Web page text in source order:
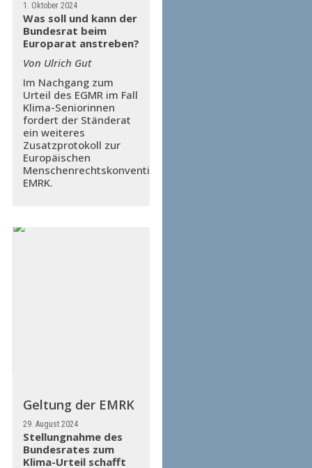
1. Oktober 2024
Was soll und kann der
Bundesrat beim
Europarat anstreben?
Von Ulrich Gut
Im Nachgang zum
Urteil des EGMR im Fall
Klima-Seniorinnen
fordert der Ständerat
ein weiteres
Zusatzprotokoll zur
Europäischen
Menschenrechtskonvention
EMRK.
Geltung der EMRK
29. August 2024
Stellungnahme des
Bundesrates zum
Klima-Urteil schafft